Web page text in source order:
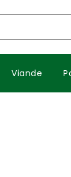
Viande